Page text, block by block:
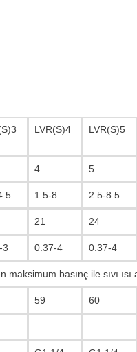
LVR(S)4 LVR(S)5
4 5
1.5-8 2.5-8.5
21 24
3 0.37-4 0.37-4
basınç ile sıvı ısı
59 60